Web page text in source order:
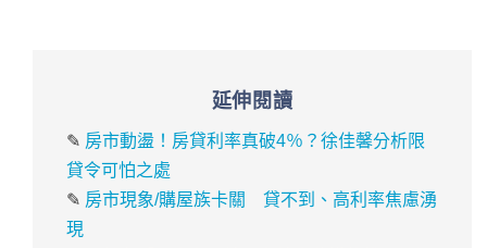
延伸閱讀
✎ 房市動盪！房貸利率真破4％？徐佳馨分析限
貸令可怕之處
✎ 房市現象/購屋族卡關 貸不到、高利率焦慮湧
現